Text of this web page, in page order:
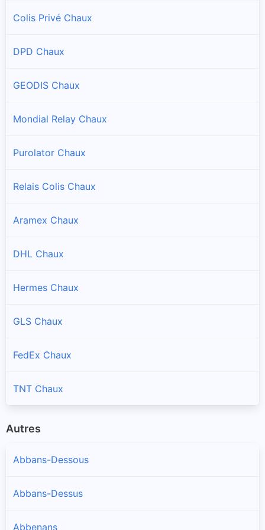
Colis Privé Chaux
DPD Chaux
GEODIS Chaux
Mondial Relay Chaux
Purolator Chaux
Relais Colis Chaux
Aramex Chaux
DHL Chaux
Hermes Chaux
GLS Chaux
FedEx Chaux
TNT Chaux
Autres
Abbans-Dessous
Abbans-Dessus
Abbenans